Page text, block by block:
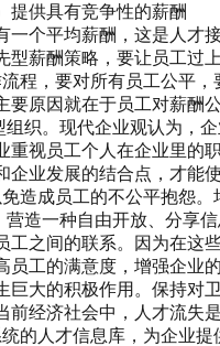
供具有竞争性的薪酬
个平均薪酬，这是人才
薪酬策略，要让员工过
，要对所有员工公平，
原因就在于员工对薪酬
。现代企业观认为，企
视员工个人在企业里的
业发展的结合点，才能
造成员工的不公平抱怨。
一种自由开放、分享
之间的联系。因为在这
员工的满意度，增强企
大的积极作用。保持对
济社会中，人才流失是
人才信息库，为企业提